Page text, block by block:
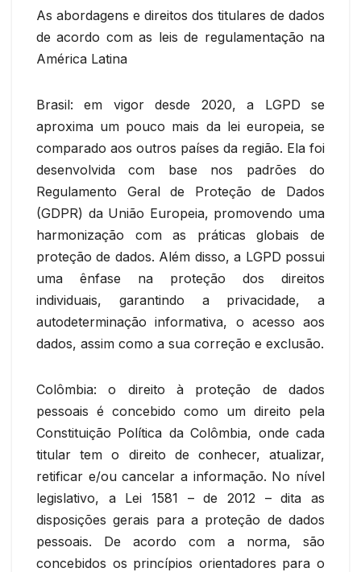
As abordagens e direitos dos titulares de dados
de acordo com as leis de regulamentação na
América Latina
Brasil: em vigor desde 2020, a LGPD se
aproxima um pouco mais da lei europeia, se
comparado aos outros países da região. Ela foi
desenvolvida com base nos padrões do
Regulamento Geral de Proteção de Dados
(GDPR) da União Europeia, promovendo uma
harmonização com as práticas globais de
proteção de dados. Além disso, a LGPD possui
uma ênfase na proteção dos direitos
individuais, garantindo a privacidade, a
autodeterminação informativa, o acesso aos
dados, assim como a sua correção e exclusão.
Colômbia: o direito à proteção de dados
pessoais é concebido como um direito pela
Constituição Política da Colômbia, onde cada
titular tem o direito de conhecer, atualizar,
retificar e/ou cancelar a informação. No nível
legislativo, a Lei 1581 – de 2012 – dita as
disposições gerais para a proteção de dados
pessoais. De acordo com a norma, são
concebidos os princípios orientadores para o